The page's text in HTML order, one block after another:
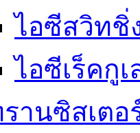
ไอซีสวิทชิ่
ไอซีเร็คกูเ
านซิสเตอ